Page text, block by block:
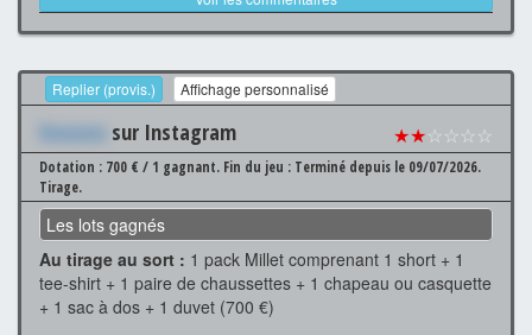
Replier (provis.) Affichage personnalisé
Xxxxxxx sur Instagram ★★☆☆☆☆
Dotation : 700 € / 1 gagnant. Fin du jeu : Terminé depuis le 09/07/2026.
Tirage.
Les lots gagnés
Au tirage au sort : 1 pack Millet comprenant 1 short + 1
tee-shirt + 1 paire de chaussettes + 1 chapeau ou casquette
+ 1 sac à dos + 1 duvet (700 €)